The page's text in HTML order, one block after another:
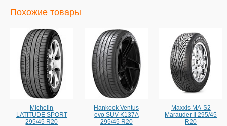
Похожие товары
Michelin
LATITUDE SPORT
295/45 R20
Hankook Ventus
evo SUV K137A
295/45 R20
Maxxis MA-S2
Marauder II 295/45
R20